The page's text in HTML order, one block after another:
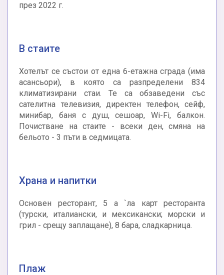
през 2022 г.
В стаите
Хотелът се състои от една 6-етажна сграда (има
асансьори), в която са разпределени 834
климатизирани стаи. Те са обзаведени със
сателитна телевизия, директен телефон, сейф,
минибар, баня с душ, сешоар, Wi-Fi, балкон.
Почистване на стаите - всеки ден, смяна на
бельото - 3 пъти в седмицата.
Храна и напитки
Основен ресторант, 5 а `ла карт ресторанта
(турски, италиански, и мексикански; морски и
грил - срещу заплащане), 8 бара, сладкарница.
Плаж